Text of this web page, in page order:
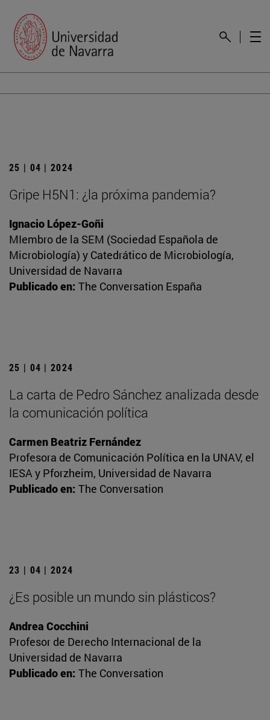
25 | 04 | 2024
Gripe H5N1: ¿la próxima pandemia?
Ignacio López-Goñi
MIembro de la SEM (Sociedad Española de
Microbiología) y Catedrático de Microbiología,
Universidad de Navarra
Publicado en: The Conversation España
25 | 04 | 2024
La carta de Pedro Sánchez analizada desde
la comunicación política
Carmen Beatriz Fernández
Profesora de Comunicación Política en la UNAV, el
IESA y Pforzheim, Universidad de Navarra
Publicado en: The Conversation
23 | 04 | 2024
¿Es posible un mundo sin plásticos?
Andrea Cocchini
Profesor de Derecho Internacional de la
Universidad de Navarra
Publicado en: The Conversation